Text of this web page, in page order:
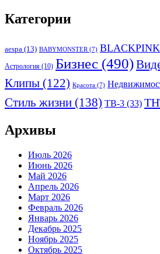
Категории
aespa (13) BABYMONSTER (7) BLACKPINK
Астрология (10) Бизнес (490)
Клипы (122) Красота (7)
Стиль жизни (138) ТВ-3 (33)
Архивы
Июль 2026
Июнь 2026
Май 2026
Апрель 2026
Март 2026
Февраль 2026
Январь 2026
Декабрь 2025
Ноябрь 2025
Октябрь 2025